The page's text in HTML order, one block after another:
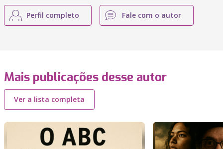
Perfil completo Fale com o autor
Mais publicações desse autor
Ver a lista completa